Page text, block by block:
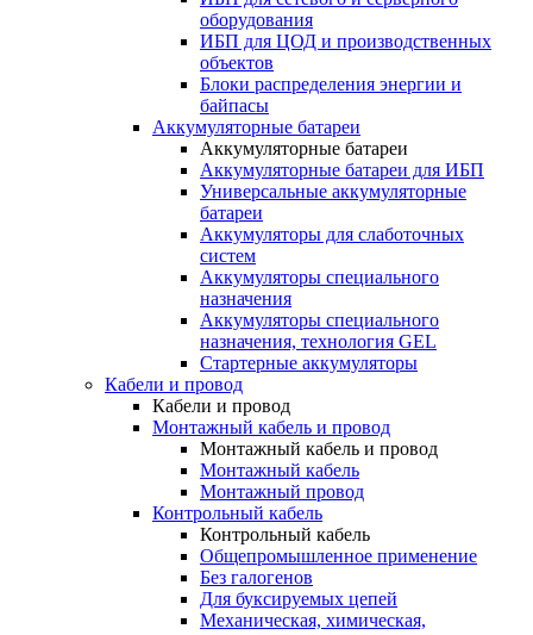
оборудования
ИБП для ЦОД и производственных
объектов
Блоки распределения энергии и
байпасы
Аккумуляторные батареи
Аккумуляторные батареи
Аккумуляторные батареи для ИБП
Универсальные аккумуляторные
батареи
Аккумуляторы для слаботочных
систем
Аккумуляторы специального
назначения
Аккумуляторы специального
назначения, технология GEL
Стартерные аккумуляторы
Кабели и провод
Кабели и провод
Монтажный кабель и провод
Монтажный кабель и провод
Монтажный кабель
Монтажный провод
Контрольный кабель
Контрольный кабель
Общепромышленное применение
Без галогенов
Для буксируемых цепей
Механическая, химическая,